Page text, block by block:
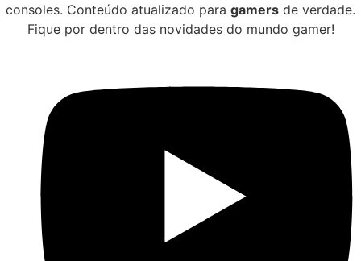
consoles. Conteúdo atualizado para gamers de verdade.
Fique por dentro das novidades do mundo gamer!